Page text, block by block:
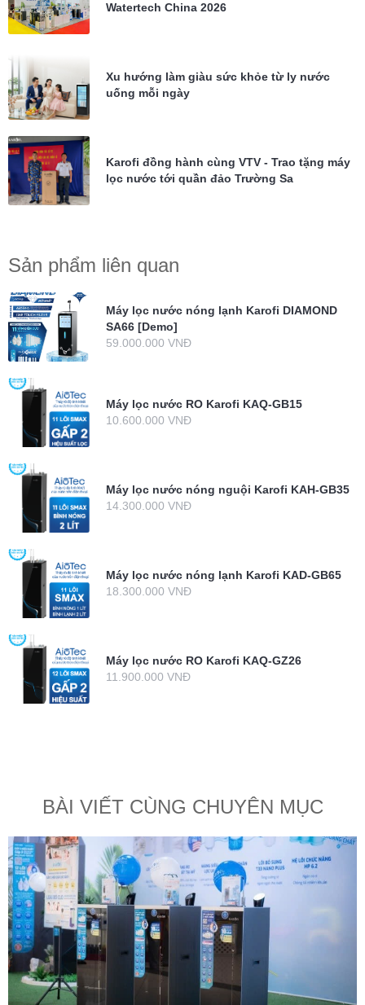
Watertech China 2026
Xu hướng làm giàu sức khỏe từ ly nước
uống mỗi ngày
Karofi đồng hành cùng VTV - Trao tặng máy
lọc nước tới quần đảo Trường Sa
Sản phẩm liên quan
Máy lọc nước nóng lạnh Karofi DIAMOND
SA66 [Demo]
59.000.000 VNĐ
Máy lọc nước RO Karofi KAQ-GB15
10.600.000 VNĐ
Máy lọc nước nóng nguội Karofi KAH-GB35
14.300.000 VNĐ
Máy lọc nước nóng lạnh Karofi KAD-GB65
18.300.000 VNĐ
Máy lọc nước RO Karofi KAQ-GZ26
11.900.000 VNĐ
BÀI VIẾT CÙNG CHUYÊN MỤC